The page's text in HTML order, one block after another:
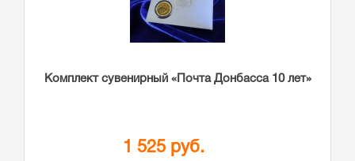
Комплект сувенирный «Почта Донбасса 10 лет»
1 525 руб.